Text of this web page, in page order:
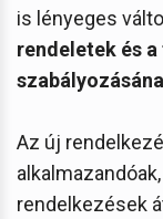
is lényeges
rendeletek és
Az új
rendelkezések